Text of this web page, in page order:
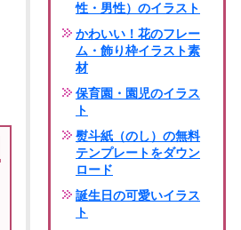
性・男性）のイラスト
かわいい！花のフレー
ム・飾り枠イラスト素
材
保育園・園児のイラス
ト
熨斗紙（のし）の無料
テンプレートをダウン
ロード
誕生日の可愛いイラス
ト